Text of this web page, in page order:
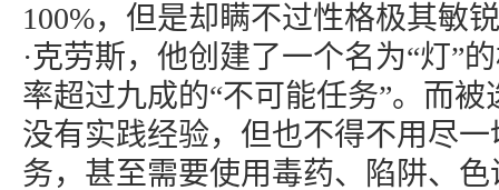
100%，但是却瞒不过性格极其敏
·克劳斯，他创建了一个名为“灯”
率超过九成的“不可能任务”。而
没有实践经验，但也不得不用尽
务，甚至需要使用毒药、陷阱、